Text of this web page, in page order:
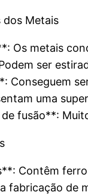
Metais
Os metais
ser
Conseguem
uma
fusão**:
Contêm
fabricação de